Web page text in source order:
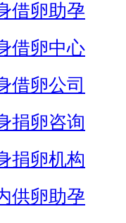
借卵助孕
借卵中心
借卵公司
捐卵咨询
捐卵机构
供卵助孕